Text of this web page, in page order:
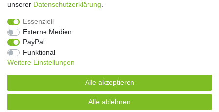
unserer Daten­schutz­erklärung
Essenziell
Externe Medien
PayPal
Funktional
Weitere Einstellungen
Alle akzeptieren
Alle ablehnen
Copyright 2016 | Dekushop.de | Alle Rechte vorbehalten. |
Angebote gelten nur für Industrie, Handel, Handwerk und
Widerrufs­recht
Daten­schutz­erklärung AGB Kontakt